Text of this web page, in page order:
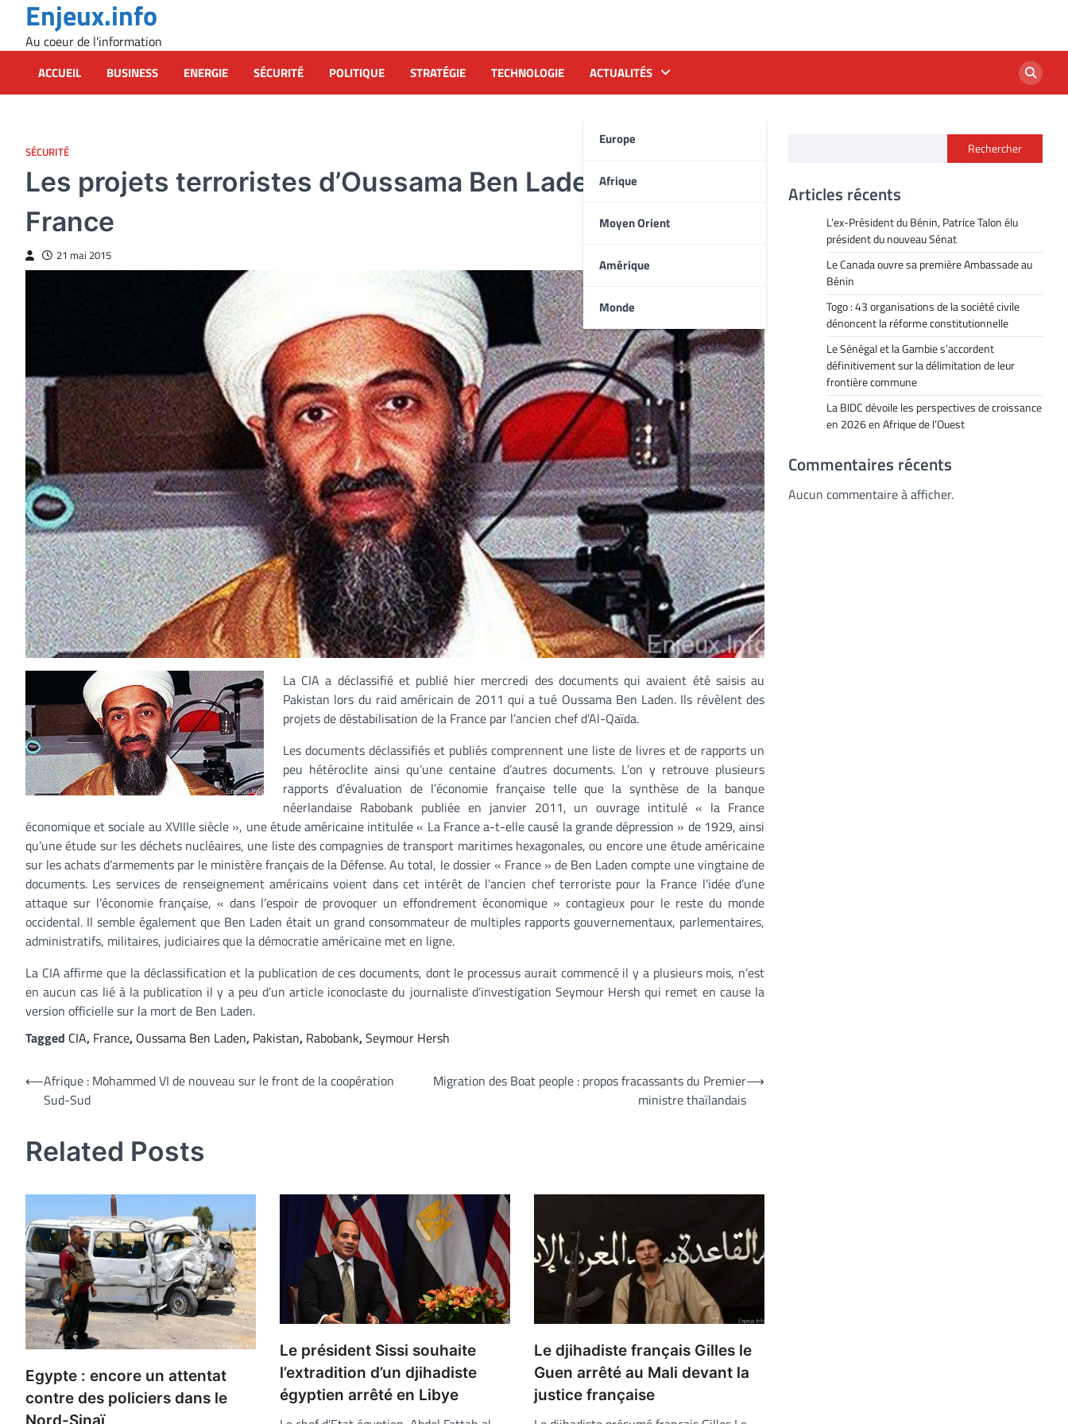
content
Enjeux.info
Au coeur de l'information
ACCUEIL BUSINESS ENERGIE SÉCURITÉ POLITIQUE STRATÉGIE TECHNOLOGIE ACTUALITÉS
Europe
Afrique
Moyen Orient
Amérique
Monde
SÉCURITÉ
Les projets terroristes d’Oussama Ben Laden pour la
France
21 mai 2015
La CIA a déclassifié et publié hier mercredi des documents qui avaient été saisis au
Pakistan lors du raid américain de 2011 qui a tué Oussama Ben Laden. Ils révèlent des
projets de déstabilisation de la France par l’ancien chef d’Al-Qaïda.
Les documents déclassifiés et publiés comprennent une liste de livres et de rapports un
peu hétéroclite ainsi qu’une centaine d’autres documents. L’on y retrouve plusieurs
rapports d’évaluation de l’économie française telle que la synthèse de la banque
néerlandaise Rabobank publiée en janvier 2011, un ouvrage intitulé « la France
économique et sociale au XVIIIe siècle », une étude américaine intitulée « La France a-t-elle causé la grande dépression » de 1929, ainsi
qu’une étude sur les déchets nucléaires, une liste des compagnies de transport maritimes hexagonales, ou encore une étude américaine
sur les achats d’armements par le ministère français de la Défense. Au total, le dossier « France » de Ben Laden compte une vingtaine de
documents. Les services de renseignement américains voient dans cet intérêt de l’ancien chef terroriste pour la France l’idée d’une
attaque sur l’économie française, « dans l’espoir de provoquer un effondrement économique » contagieux pour le reste du monde
occidental. Il semble également que Ben Laden était un grand consommateur de multiples rapports gouvernementaux, parlementaires,
administratifs, militaires, judiciaires que la démocratie américaine met en ligne.
La CIA affirme que la déclassification et la publication de ces documents, dont le processus aurait commencé il y a plusieurs mois, n’est
en aucun cas lié à la publication il y a peu d’un article iconoclaste du journaliste d’investigation Seymour Hersh qui remet en cause la
version officielle sur la mort de Ben Laden.
Tagged CIA, France, Oussama Ben Laden, Pakistan, Rabobank,Seymour Hersh
Navigation
⟵Afrique : Mohammed VI de nouveau sur le front de la coopération
Sud-Sud
Migration des Boat people : propos fracassants du Premier
ministre thaïlandais
⟶
Related Posts
Egypte : encore un attentat
contre des policiers dans le
Nord-Sinaï
Le président Sissi souhaite
l’extradition d’un djihadiste
égyptien arrêté en Libye
Le djihadiste français Gilles le
Guen arrêté au Mali devant la
justice française
Rechercher
Articles récents
L’ex-Président du Bénin, Patrice Talon élu
président du nouveau Sénat
Le Canada ouvre sa première Ambassade au
Bénin
Togo : 43 organisations de la société civile
dénoncent la réforme constitutionnelle
Le Sénégal et la Gambie s’accordent
définitivement sur la délimitation de leur
frontière commune
La BIDC dévoile les perspectives de croissance
en 2026 en Afrique de l’Ouest
Commentaires récents
Aucun commentaire à afficher.